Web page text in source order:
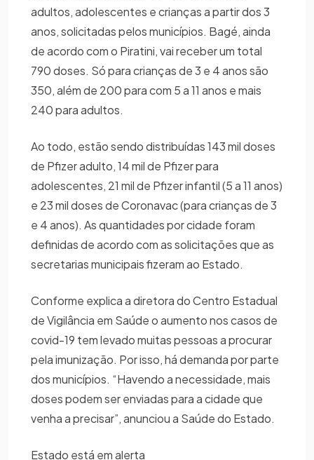
adultos, adolescentes e crianças a partir dos 3
anos, solicitadas pelos municípios. Bagé, ainda
de acordo com o Piratini, vai receber um total
790 doses. Só para crianças de 3 e 4 anos são
350, além de 200 para com 5 a 11 anos e mais
240 para adultos.
Ao todo, estão sendo distribuídas 143 mil doses
de Pfizer adulto, 14 mil de Pfizer para
adolescentes, 21 mil de Pfizer infantil (5 a 11 anos)
e 23 mil doses de Coronavac (para crianças de 3
e 4 anos). As quantidades por cidade foram
definidas de acordo com as solicitações que as
secretarias municipais fizeram ao Estado.
Conforme explica a diretora do Centro Estadual
de Vigilância em Saúde o aumento nos casos de
covid-19 tem levado muitas pessoas a procurar
pela imunização. Por isso, há demanda por parte
dos municípios. “Havendo a necessidade, mais
doses podem ser enviadas para a cidade que
venha a precisar”, anunciou a Saúde do Estado.
Estado está em alerta